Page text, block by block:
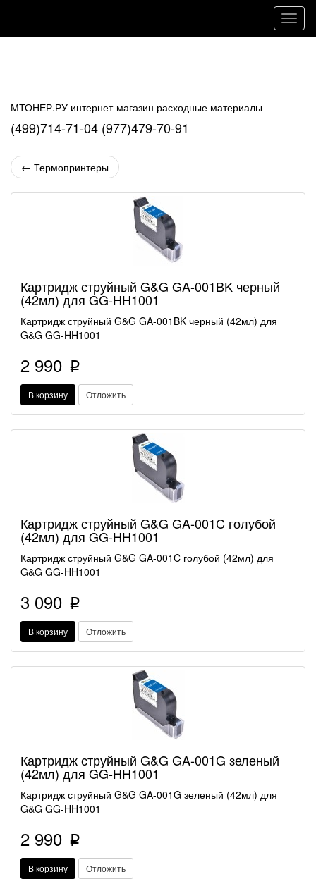
МТОНЕР.РУ интернет-магазин расходные материалы
(499)714-71-04 (977)479-70-91
← Термопринтеры
Картридж струйный G&G GA-001BK черный
(42мл) для GG-HH1001
Картридж струйный G&G GA-001BK черный (42мл) для
G&G GG-HH1001
2 990 p
В корзину Отложить
Картридж струйный G&G GA-001C голубой
(42мл) для GG-HH1001
Картридж струйный G&G GA-001C голубой (42мл) для
G&G GG-HH1001
3 090 p
В корзину Отложить
Картридж струйный G&G GA-001G зеленый
(42мл) для GG-HH1001
Картридж струйный G&G GA-001G зеленый (42мл) для
G&G GG-HH1001
2 990 p
В корзину Отложить